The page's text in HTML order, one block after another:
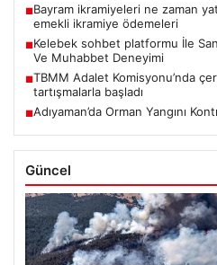
■Bayram ikramiyeleri ne zaman
emekli ikramiye ödemeleri
■Kelebek sohbet platformu İle
Ve Muhabbet Deneyimi
■TBMM Adalet Komisyonu’nda
tartışmalarla başladı
■Adıyaman’da Orman Yangını
Güncel